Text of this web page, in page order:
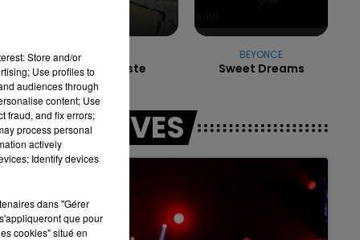
LA TEAM DE L'ÉTÉ
Sur La Piste
BEYONCE
Sweet Dreams
LES LIVES
Store and/or
Use profiles to
audiences through
content; Use
fraud, and fix errors;
process personal
actively
Identify devices
dans "Gérer
que pour
cookies" situé en